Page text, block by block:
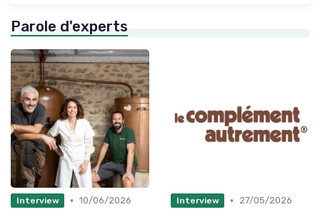
Parole d'experts
Interview • 10/06/2026
Interview •
27/05/2026